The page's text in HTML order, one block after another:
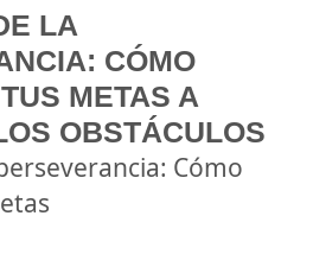
LA
CÓMO
METAS A
OBSTÁCULOS
Cómo